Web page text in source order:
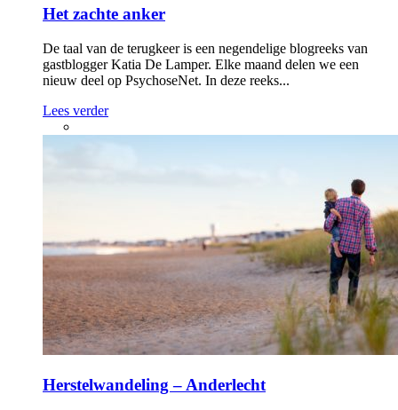
Het zachte anker
De taal van de terugkeer is een negendelige blogreeks van
gastblogger Katia De Lamper. Elke maand delen we een
nieuw deel op PsychoseNet. In deze reeks...
Lees verder
Herstelwandeling – Anderlecht